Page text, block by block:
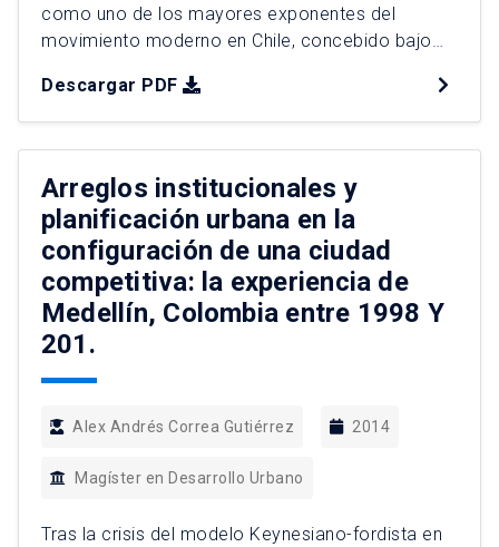
como uno de los mayores exponentes del
movimiento moderno en Chile, concebido bajo
condiciones urbanas y sociales mínimas. La
presente investigación busca comprender las
huellas y las transformaciones que han dejado en
su espacio público la implementación de diversas
y contradictorias políticas públicas […]
Descargar PDF
Arreglos institucionales y
planificación urbana en la
configuración de una ciudad
competitiva: la experiencia de
Medellín, Colombia entre 1998 Y
201.
Alex Andrés Correa Gutiérrez 2014
Magíster en Desarrollo Urbano
Tras la crisis del modelo Keynesiano-fordista en